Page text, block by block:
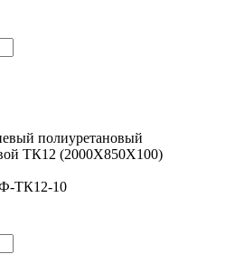
полиуретановый
ТК12 (2000Х850Х100)
ТК12-10